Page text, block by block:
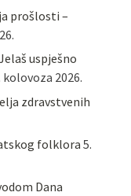
prošlosti –
uspješno
kolovoza 2026.
zdravstvenih
folklora 5.
Dana